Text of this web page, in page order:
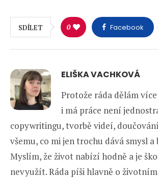
SDÍLET 0 Facebook
ELIŠKA VACHKOVÁ
Protože ráda dělám
i má práce není
copywritingu, tvorbě videí,
všemu, co mi jen trochu dává smysl a
Myslím, že život nabízí hodně a je
nevyužít. Ráda píši hlavně o